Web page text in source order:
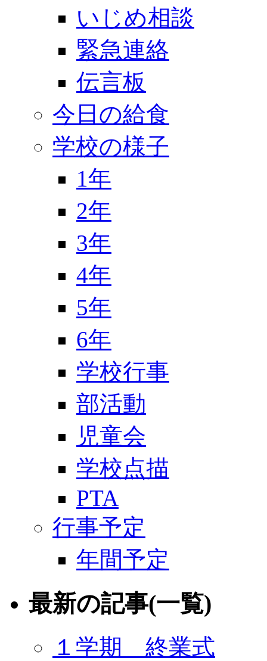
いじめ相談
緊急連絡
伝言板
今日の給食
学校の様子
1年
2年
3年
4年
5年
6年
学校行事
部活動
児童会
学校点描
PTA
行事予定
年間予定
最新の記事(一覧)
１学期 終業式